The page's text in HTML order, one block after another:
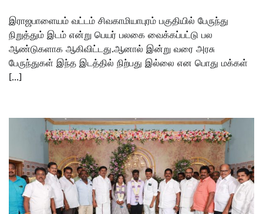
இராஜபாளையம் வட்டம் சிவகாமியாபுரம் பகுதியில் பேருந்து
நிறுத்தும் இடம் என்று பெயர் பலகை வைக்கப்பட்டு பல
ஆண்டுகளாக ஆகிவிட்டது.ஆனால் இன்று வரை அரசு
பேருந்துகள் இந்த இடத்தில் நிற்பது இல்லை என பொது மக்கள்
[…]